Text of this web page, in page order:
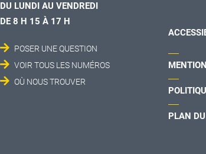
DU LUNDI AU VENDREDI
DE 8 H 15 À 17 H
POSER UNE QUESTION
VOIR TOUS LES NUMÉROS
OÙ NOUS TROUVER
PLAN